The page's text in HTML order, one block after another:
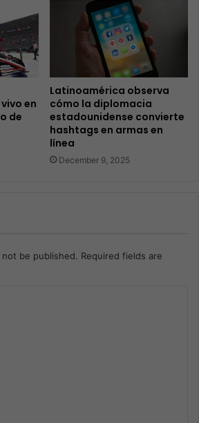
en
de
Latinoamérica observa
cómo la diplomacia
estadounidense convierte
hashtags en armas en
línea
December 9, 2025
be published. Required fields are